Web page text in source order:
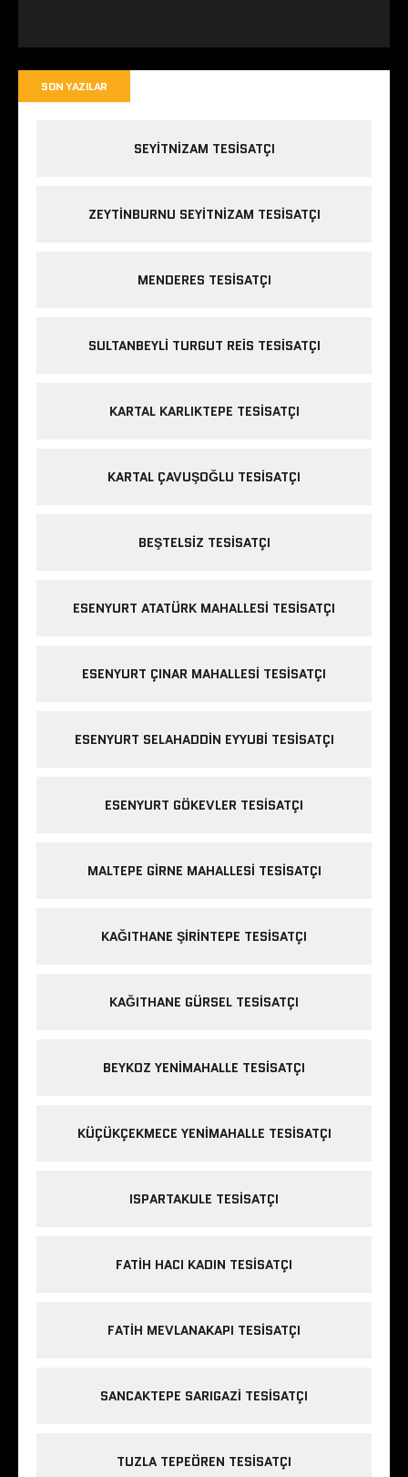
SON YAZILAR
SEYITNIZAM TESISATÇI
ZEYTINBURNU SEYITNIZAM TESISATÇI
MENDERES TESISATÇI
SULTANBEYLI TURGUT REIS TESISATÇI
KARTAL KARLIKTEPE TESISATÇI
KARTAL ÇAVUŞOĞLU TESISATÇI
BEŞTELSIZ TESISATÇI
ESENYURT ATATÜRK MAHALLESI TESISATÇI
ESENYURT ÇINAR MAHALLESI TESISATÇI
ESENYURT SELAHADDIN EYYUBI TESISATÇI
ESENYURT GÖKEVLER TESISATÇI
MALTEPE GIRNE MAHALLESI TESISATÇI
KAĞITHANE ŞIRINTEPE TESISATÇI
KAĞITHANE GÜRSEL TESISATÇI
BEYKOZ YENIMAHALLE TESISATÇI
KÜÇÜKÇEKMECE YENIMAHALLE TESISATÇI
ISPARTAKULE TESISATÇI
FATIH HACI KADIN TESISATÇI
FATIH MEVLANAKAPI TESISATÇI
SANCAKTEPE SARIGAZI TESISATÇI
TUZLA TEPEÖREN TESISATÇI